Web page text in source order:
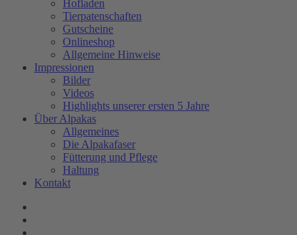
Hofladen
Tierpatenschaften
Gutscheine
Onlineshop
Allgemeine Hinweise
Impressionen
Bilder
Videos
Highlights unserer ersten 5 Jahre
Über Alpakas
Allgemeines
Die Alpakafaser
Fütterung und Pflege
Haltung
Kontakt